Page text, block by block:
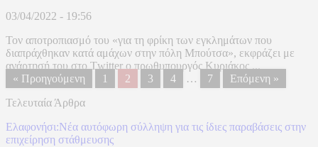
03/04/2022 - 19:56
Τον αποτροπιασμό του «για τη φρίκη των εγκλημάτων που
διαπράχθηκαν κατά αμάχων στην πόλη Μπούτσα», εκφράζει με
ανάρτησή του στο Τwitter ο πρωθυπουργός Κυριάκος ...
« Προηγούμενη
1 2 3 4 … 7
Επόμενη »
Τελευταία Άρθρα
Ελαφονήσι:Νέα αυτόφωρη σύλληψη για τις ίδιες παραβάσεις στην
επιχείρηση στάθμευσης